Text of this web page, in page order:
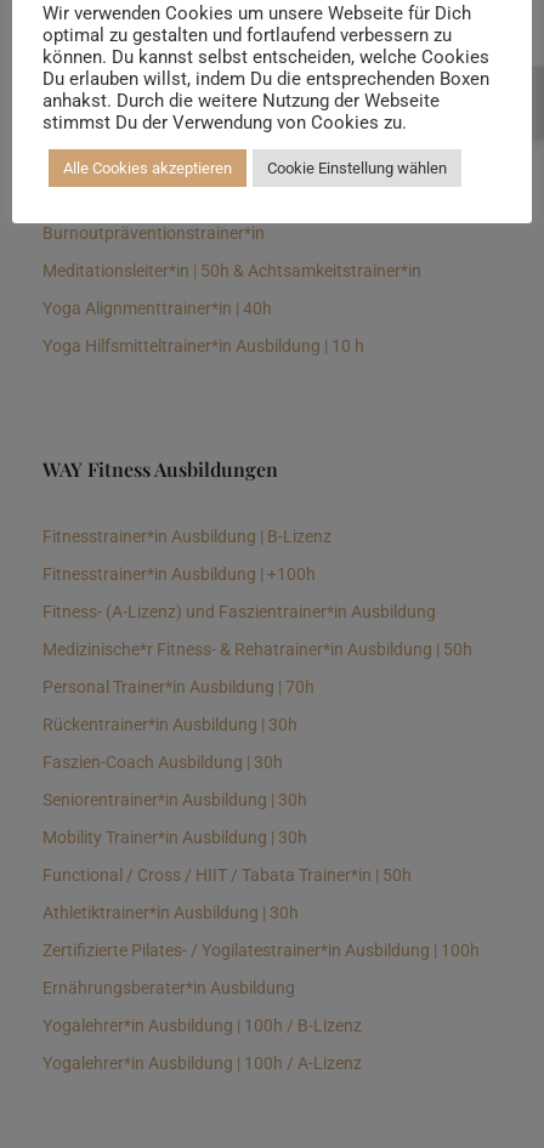
Yin Yogalehrer*in | 100 h & Faszientrainer*in
Hormon Yogalehrer*in / Yogatherapeut*in &
Stressmanagementtrainer*in | 70h
Longevitytrainer*in
Burnoutpräventionstrainer*in
Meditationsleiter*in | 50h & Achtsamkeitstrainer*in
Yoga Alignmenttrainer*in | 40h
Yoga Hilfsmitteltrainer*in Ausbildung | 10 h
WAY Fitness Ausbildungen
Fitnesstrainer*in Ausbildung | B-Lizenz
Fitnesstrainer*in Ausbildung | +100h
Fitness- (A-Lizenz) und Faszientrainer*in Ausbildung
Medizinische*r Fitness- & Rehatrainer*in Ausbildung | 50h
Personal Trainer*in Ausbildung | 70h
Rückentrainer*in Ausbildung | 30h
Faszien-Coach Ausbildung | 30h
Seniorentrainer*in Ausbildung | 30h
Mobility Trainer*in Ausbildung | 30h
Functional / Cross / HIIT / Tabata Trainer*in | 50h
Athletiktrainer*in Ausbildung | 30h
Zertifizierte Pilates- / Yogilatestrainer*in Ausbildung | 100h
Ernährungsberater*in Ausbildung
Yogalehrer*in Ausbildung | 100h / B-Lizenz
Yogalehrer*in Ausbildung | 100h / A-Lizenz
Wir verwenden Cookies um unsere Webseite für Dich
optimal zu gestalten und fortlaufend verbessern zu
können. Du kannst selbst entscheiden, welche Cookies
Du erlauben willst, indem Du die entsprechenden Boxen
anhakst. Durch die weitere Nutzung der Webseite
stimmst Du der Verwendung von Cookies zu.
Alle Cookies akzeptieren Cookie Einstellung wählen
Beratung buchen